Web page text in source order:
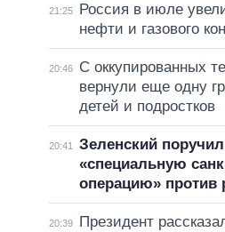
21:25
Россия в июле
нефти и газового
20:46
С оккупированных
вернули еще одну
детей и подростков
20:41
Зеленский
«специальную
операцию» против
20:39
Президент